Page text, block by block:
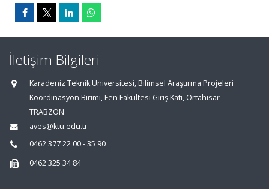
İletişim Bilgileri
Karadeniz Teknik Üniversitesi, Bilimsel Araştırma Projeleri
Koordinasyon Birimi, Fen Fakültesi Giriş Katı, Ortahisar
TRABZON
aves@ktu.edu.tr
0462 377 22 00 - 35 90
0462 325 34 84